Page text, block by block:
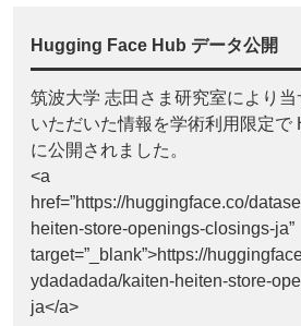
Hugging Face Hub データ公開
筑波大学 志田さま研究室により
いただいた情報を学術利用限定で
に公開されました。
<a
href=”https://huggingface.co/
heiten-store-openings-closings-ja”
target=”_blank”>https://
ydadadada/kaiten-heiten-store-
ja</a>